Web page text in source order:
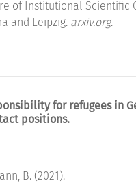
of Institutional Scientific
and Leipzig. arxiv.org.
for refugees in
positions.
B. (2021).